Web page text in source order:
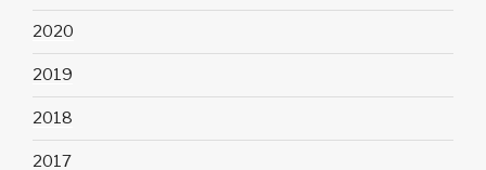
2020
2019
2018
2017